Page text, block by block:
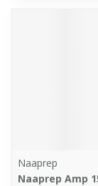
Naaprep
Naaprep Amp